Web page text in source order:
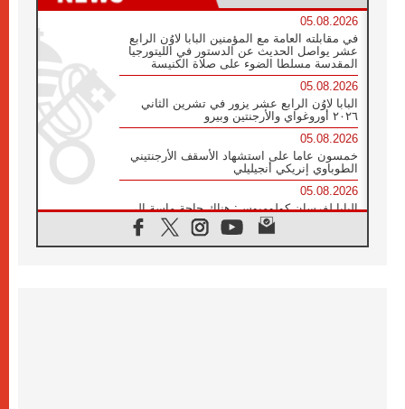
05.08.2026
في مقابلته العامة مع المؤمنين البابا لاوُن الرابع
عشر يواصل الحديث عن الدستور في الليتورجيا
المقدسة مسلطا الضوء على صلاة الكنيسة
05.08.2026
البابا لاوُن الرابع عشر يزور في تشرين الثاني
٢٠٢٦ أوروغواي والأرجنتين وبيرو
05.08.2026
خمسون عاما على استشهاد الأسقف الأرجنتيني
الطوباوي إنريكي أنجيليلي
05.08.2026
البابا لفرسان كولومبوس: هناك حاجة ماسة إلى
أنبياء تناغم يسعون إلى بناء الجسور
04.08.2026